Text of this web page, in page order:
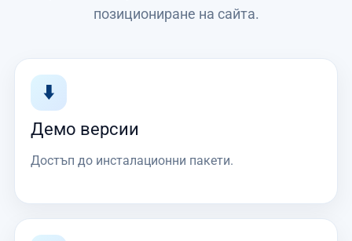
позициониране на сайта.
⬇️
Демо версии
Достъп до инсталационни пакети.